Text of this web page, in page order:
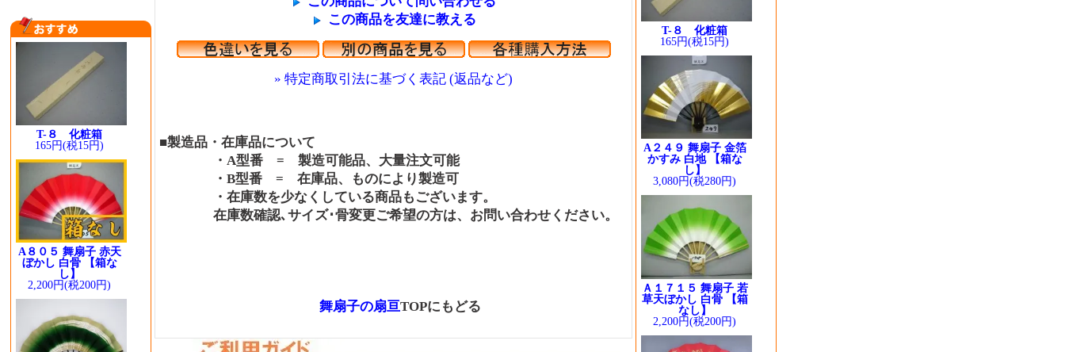
T-８ 化粧箱
165円(税15円)
A８０５ 舞扇子 赤天
ぼかし 白骨 【箱な
し】
2,200円(税200円)
この商品を友達に教える
» 特定商取引法に基づく表記 (返品など)
■製造品・在庫品について
・A型番 = 製造可能品、大量注文可能
・B型番 = 在庫品、ものにより製造可
・在庫数を少なくしている商品もございます。
在庫数確認､サイズ･骨変更ご希望の方は、お問い合わせください。
舞扇子の扇亘TOPにもどる
T-８ 化粧箱
165円(税15円)
A２４９ 舞扇子 金箔
かすみ 白地 【箱な
し】
3,080円(税280円)
Ａ１７１５ 舞扇子 若
草天ぼかし 白骨 【箱
なし】
2,200円(税200円)